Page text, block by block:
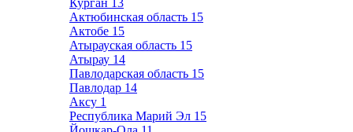
Курган 13
Актюбинская область 15
Актобе 15
Атырауская область 15
Атырау 14
Павлодарская область 15
Павлодар 14
Аксу 1
Республика Марий Эл 15